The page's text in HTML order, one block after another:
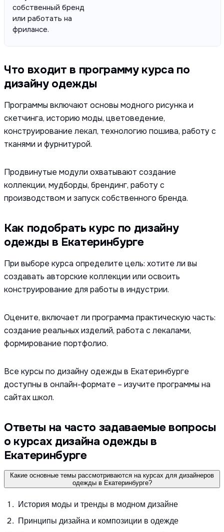
собственный бренд
или работать на
фрилансе.
Что входит в программу курса по
дизайну одежды
Программы включают основы модного рисунка и
скетчинга, историю моды, цветоведение,
конструирование лекал, технологию пошива, работу с
тканями и фурнитурой.
Продвинутые модули охватывают создание
коллекции, мудборды, брендинг, работу с
производством и запуск собственного бренда.
Как подобрать курс по дизайну
одежды в Екатеринбурге
При выборе курса определите цель: хотите ли вы
создавать авторские коллекции или освоить
конструирование для работы в индустрии.
Оцените, включает ли программа практическую часть:
создание реальных изделий, работа с лекалами,
формирование портфолио.
Все курсы по дизайну одежды в Екатеринбурге
доступны в онлайн-формате – изучите программы на
сайтах школ.
Ответы на часто задаваемые вопросы
о курсах дизайна одежды в
Екатеринбурге
Какие основные темы рассмотриваются на курсах для дизайнеров
одежды в Екатеринбурге?
История моды и тренды в модном дизайне
Принципы дизайна и композиции в одежде